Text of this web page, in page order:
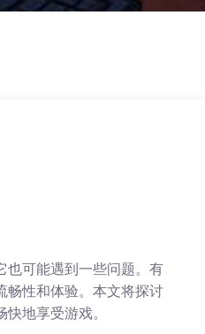
也可能遇到一些问题。有
畅性和体验。本文将探讨
地享受游戏。